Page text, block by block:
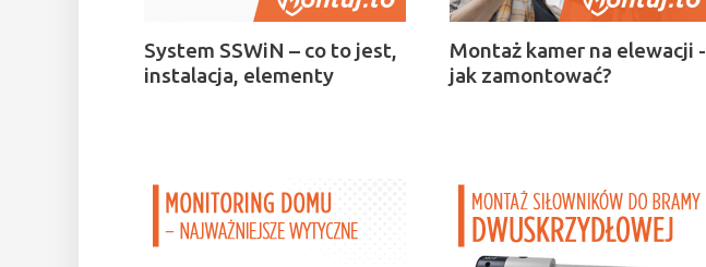
System SSWiN – co to jest,
instalacja, elementy
Montaż kamer na elewacji -
jak zamontować?